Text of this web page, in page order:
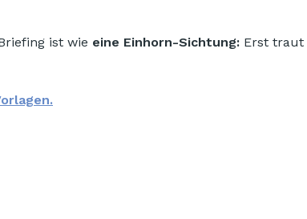
ist wie eine Einhorn-Sichtung: Erst traut